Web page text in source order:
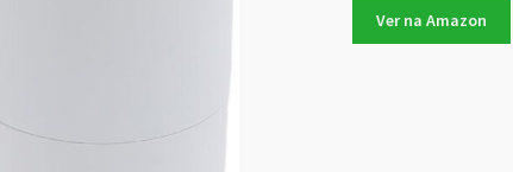
Ver na Amazon